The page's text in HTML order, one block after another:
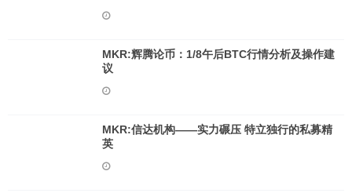
MKR:辉腾论币：1/8午后BTC行情分析及操作建
议
MKR:信达机构——实力碾压 特立独行的私募精
英